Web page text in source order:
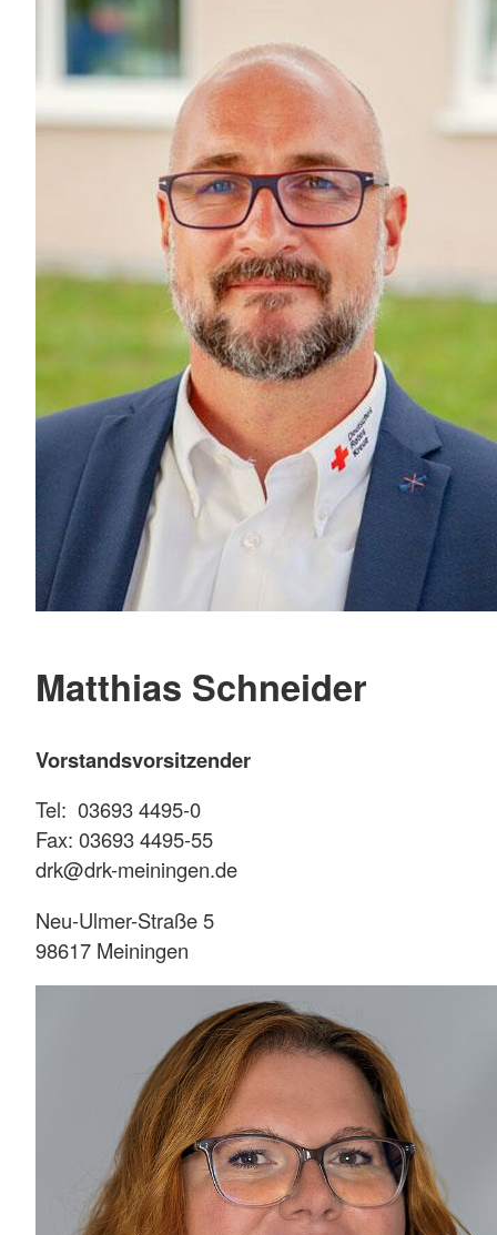
Matthias Schneider
Vorstandsvorsitzender
Tel: 03693 4495-0
Fax: 03693 4495-55
drk@drk-meiningen.de
Neu-Ulmer-Straße 5
98617 Meiningen